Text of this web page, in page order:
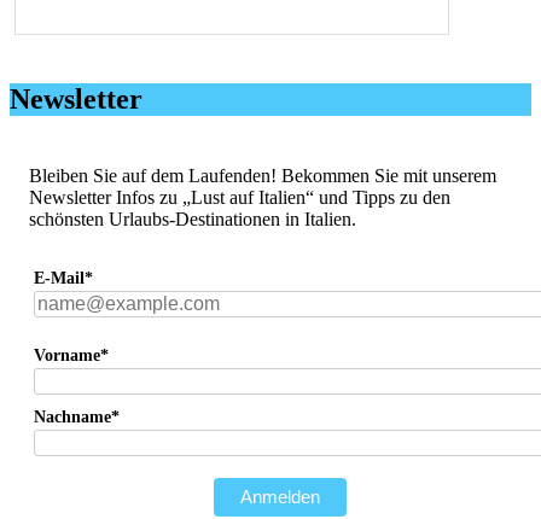
Newsletter
Bleiben Sie auf dem Laufenden! Bekommen Sie mit unserem
Newsletter Infos zu „Lust auf Italien“ und Tipps zu den
schönsten Urlaubs-Destinationen in Italien.
E-Mail*
Vorname*
Nachname*
Anmelden